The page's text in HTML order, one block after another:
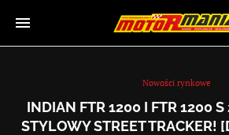
Nowości rynkowe
INDIAN FTR 1200 I FTR 1200
STYLOWY STREET TRACKER!